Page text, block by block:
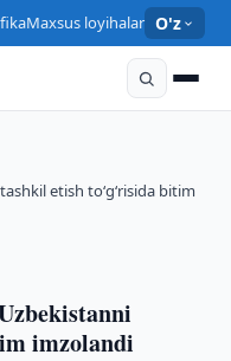
Maxsus loyihalar O'z
etish toʻgʻrisida bitim
imzolandi